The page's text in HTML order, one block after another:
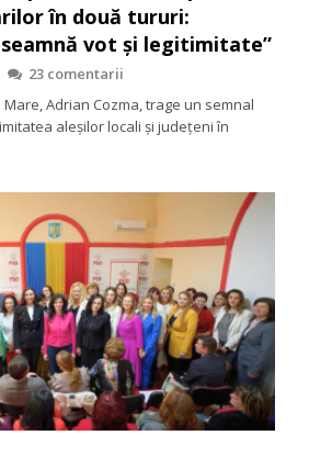
în două tururi:
vot și legitimitate”
23 comentarii
Adrian Cozma, trage un semnal
aleșilor locali și județeni în